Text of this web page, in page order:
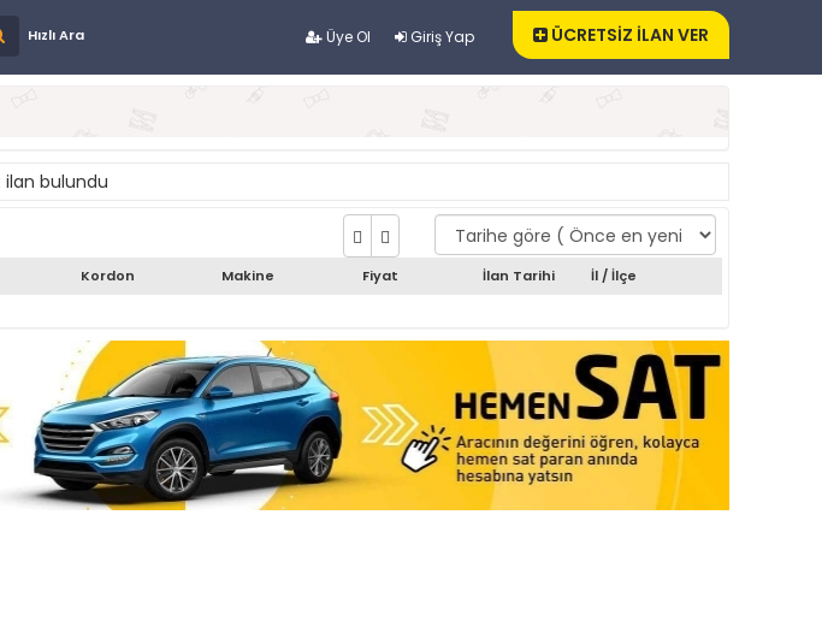
Üye Ol Giriş Yap
Hızlı Ara ÜCRETSİZ İLAN VER
bulundu
Kordon Makine Fiyat İlan Tarihi İl / İlçe